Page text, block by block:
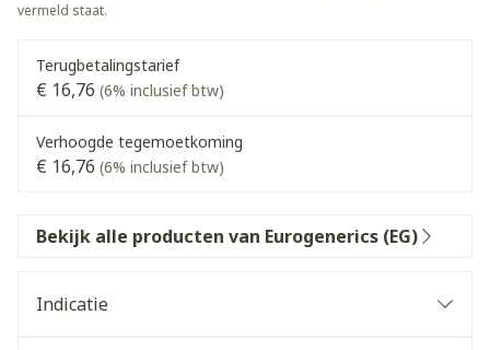
vermeld staat.
Terugbetalingstarief
€ 16,76 (6% inclusief btw)
Verhoogde tegemoetkoming
€ 16,76 (6% inclusief btw)
Bekijk alle producten van Eurogenerics (EG)
Indicatie